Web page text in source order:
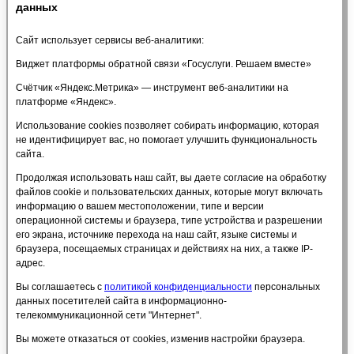
Педагогический состав
Материально-техническое обеспечение и
оснащенность образовательного процесса.
Стипендии и меры поддержки обучающихся
Платные образовательные услуги
Финансово-хозяйственная деятельность
Вакантные места для приема (перевода)
обучающихся
Организация питания в образовательной
организации
Платные услуги
Политика в отношении обработки персональных
данных
Антидопинг
Расписание тренировок
Объявления
Часто задаваемые вопросы
Обратная связь
ОЦЕНИ КАЧЕСТВО НАШИХ УСЛУГ
Оцени качество наших услуг
данных
Сайт использует сервисы веб-аналитики:
Виджет платформы обратной связи «Госуслуги. Решаем вместе»
Счётчик «Яндекс.Метрика» — инструмент веб-аналитики на
платформе «Яндекс».
Использование cookies позволяет собирать информацию, которая
не идентифицирует вас, но помогает улучшить функциональность
сайта.
Продолжая использовать наш сайт, вы даете согласие на обработку
файлов cookie и пользовательских данных, которые могут включать
информацию о вашем местоположении, типе и версии
операционной системы и браузера, типе устройства и разрешении
его экрана, источнике перехода на наш сайт, языке системы и
браузера, посещаемых страницах и действиях на них, а также IP-
адрес.
Вы соглашаетесь с политикой конфиденциальности персональных
данных посетителей сайта в информационно-
телекоммуникационной сети "Интернет".
Вы можете отказаться от cookies, изменив настройки браузера.